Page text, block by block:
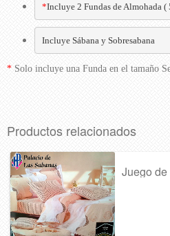
*Incluye 2 Fundas de Almohada
Incluye Sábana y Sobresabana
* Solo incluye una Funda en el tamaño
Productos relacionados